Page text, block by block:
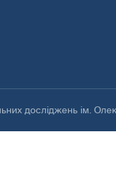
досліджень ім.